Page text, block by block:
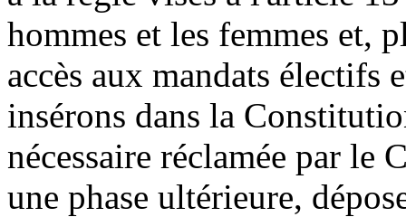
hommes et les femmes et,
accès aux mandats électifs
insérons dans la
nécessaire réclamée par le
une phase ultérieure,